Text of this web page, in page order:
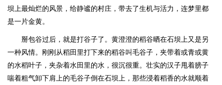
坝上最灿烂的风景，给静谧的村庄，带去了生机与活力，连梦里都
是一片金黄。
掰包谷过后，就是打谷子了。黄澄澄的稻谷晒在石坝上又是另
一种风情。刚刚从稻田里打下来的稻谷叫毛谷子，夹带着或青或黄
的水稻叶子，夹杂着水田里的水，很沉很重。壮实的汉子甩着膀子
喘着粗气卸下肩上的毛谷子倒在石坝上，那些浸着稻香的水就顺着